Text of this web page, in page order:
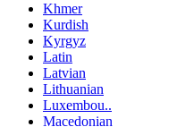
Khmer
Kurdish
Kyrgyz
Latin
Latvian
Lithuanian
Luxembou..
Macedonian